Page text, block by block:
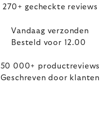
270+ gecheckte reviews
Vandaag verzonden
Besteld voor 12.00
50 000+ productreviews
Geschreven door klanten